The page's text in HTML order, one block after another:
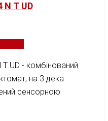
N T UD
UD - комбінований
на 3 дека
сенсорною